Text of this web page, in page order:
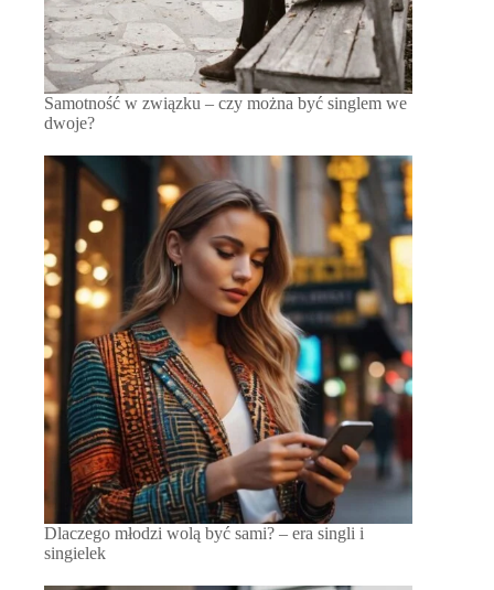
Samotność w związku – czy można być singlem we
dwoje?
Dlaczego młodzi wolą być sami? – era singli i
singielek